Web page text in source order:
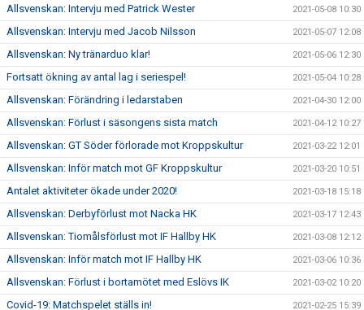
Allsvenskan: Intervju med Patrick Wester 2021-05-08 10:30
Allsvenskan: Intervju med Jacob Nilsson 2021-05-07 12:08
Allsvenskan: Ny tränarduo klar! 2021-05-06 12:30
Fortsatt ökning av antal lag i seriespel! 2021-05-04 10:28
Allsvenskan: Förändring i ledarstaben 2021-04-30 12:00
Allsvenskan: Förlust i säsongens sista match 2021-04-12 10:27
Allsvenskan: GT Söder förlorade mot Kroppskultur 2021-03-22 12:01
Allsvenskan: Inför match mot GF Kroppskultur 2021-03-20 10:51
Antalet aktiviteter ökade under 2020! 2021-03-18 15:18
Allsvenskan: Derbyförlust mot Nacka HK 2021-03-17 12:43
Allsvenskan: Tiomålsförlust mot IF Hallby HK 2021-03-08 12:12
Allsvenskan: Inför match mot IF Hallby HK 2021-03-06 10:36
Allsvenskan: Förlust i bortamötet med Eslövs IK 2021-03-02 10:20
Covid-19: Matchspelet ställs in! 2021-02-25 15:39